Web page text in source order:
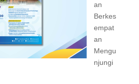
an
Berkes
empat
an
Mengu
njungi